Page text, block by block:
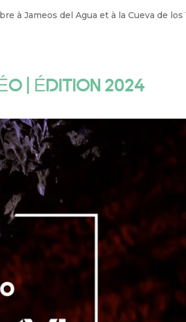
à Jameos del Agua et à la Cueva de los
| ÉDITION 2024